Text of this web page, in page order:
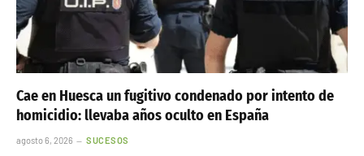
Cae en Huesca un fugitivo condenado por intento de
homicidio: llevaba años oculto en España
agosto 6, 2026 SUCESOS